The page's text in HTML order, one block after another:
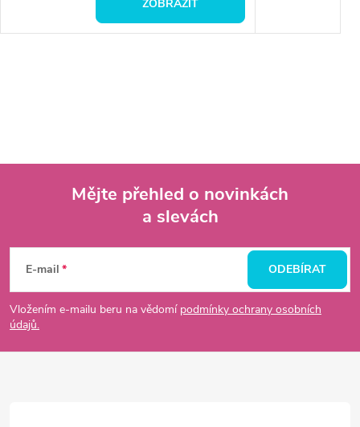
ZOBRAZIT
p
a
Mějte přehled o novinkách
a slevách
E-mail
Vložením e-mailu beru na vědomí podmínky ochrany osobních
údajů.
ODEBÍRAT